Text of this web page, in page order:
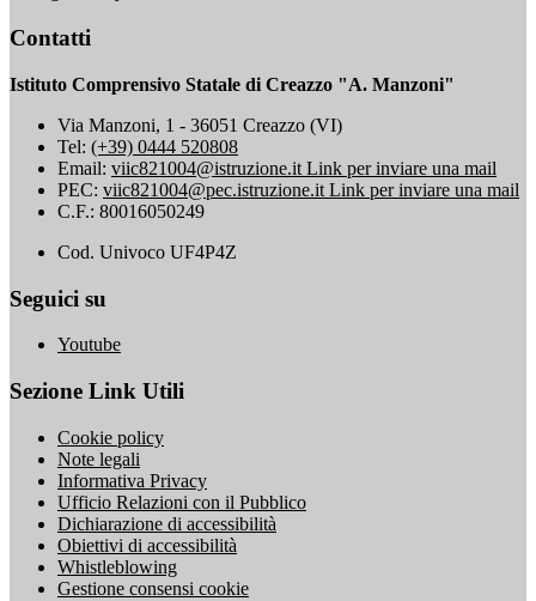
Contatti
Istituto Comprensivo Statale di Creazzo "A. Manzoni"
Via Manzoni, 1 - 36051 Creazzo (VI)
Tel: (+39) 0444 520808
Email: viic821004@istruzione.it Link per inviare una mail
PEC: viic821004@pec.istruzione.it Link per inviare una mail
C.F.: 80016050249
Cod. Univoco UF4P4Z
Seguici su
Youtube
Sezione Link Utili
Cookie policy
Note legali
Informativa Privacy
Ufficio Relazioni con il Pubblico
Dichiarazione di accessibilità
Obiettivi di accessibilità
Whistleblowing
Gestione consensi cookie